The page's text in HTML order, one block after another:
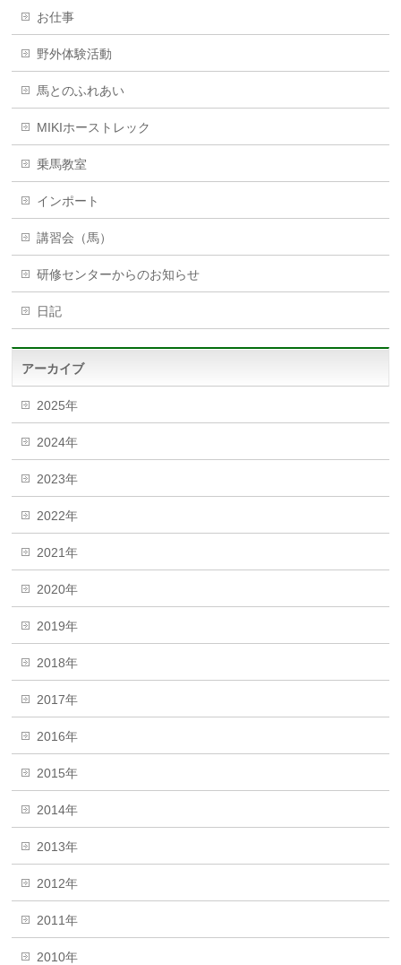
お仕事
野外体験活動
馬とのふれあい
MIKIホーストレック
乗馬教室
インポート
講習会（馬）
研修センターからのお知らせ
日記
アーカイブ
2025年
2024年
2023年
2022年
2021年
2020年
2019年
2018年
2017年
2016年
2015年
2014年
2013年
2012年
2011年
2010年